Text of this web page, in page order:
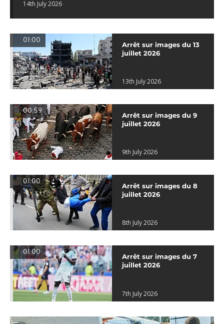
14th July 2026
01:00
Arrêt sur images du 13
juillet 2026
13th July 2026
00:59
Arrêt sur images du 9
juillet 2026
9th July 2026
01:00
Arrêt sur images du 8
juillet 2026
8th July 2026
01:00
Arrêt sur images du 7
juillet 2026
7th July 2026